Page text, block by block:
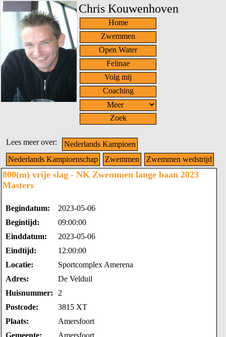
Chris Kouwenhoven
Home
Zwemmen
Open Water
Felinae
Volg mij
Coaching
Zoek
Lees meer over:
Nederlands Kampioen
Nederlands Kampioenschap
Zwemmen Zwemmen wedstrijd
800(m) vrije slag - NK Zwemmen lange baan 2023
Masters
Begindatum:
2023-05-06
Begintijd:
09:00:00
Einddatum:
2023-05-06
Eindtijd:
12:00:00
Locatie:
Sportcomplex Amerena
Adres:
De Velduil
Huisnummer:
2
Postcode:
3815 XT
Plaats:
Amersfoort
Gemeente:
Amersfoort